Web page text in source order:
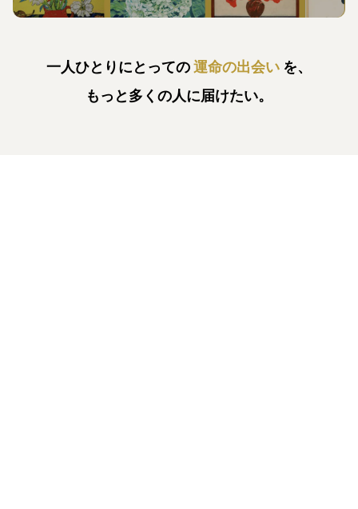
一人ひとりにとっての運命の出会い を、
もっと多くの人に届けたい。